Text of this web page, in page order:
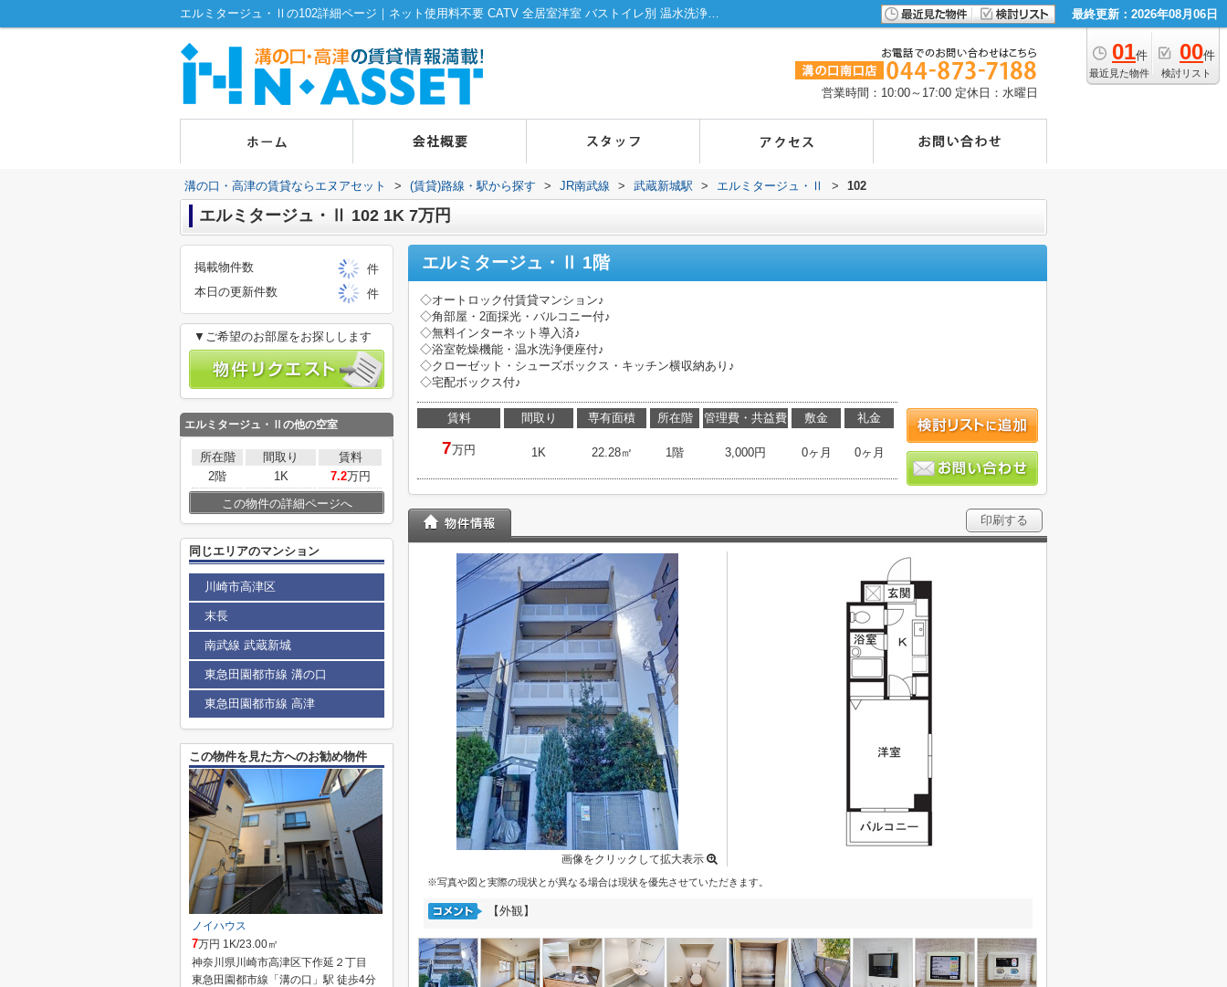
エルミタージュ・Ⅱの102詳細ページ｜ネット使用料不要 CATV 全居室洋室 バストイレ別 温水洗浄便座｜賃貸でお探しなら溝の口・高津のエヌアセット 最終更新：2026年08月06日
01件
最近見た物件
00件
検討リスト
営業時間：10:00～17:00 定休日：水曜日
溝の口・高津の賃貸ならエヌアセット > (賃貸)路線・駅から探す > JR南武線 > 武蔵新城駅 > エルミタージュ・Ⅱ > 102
エルミタージュ・Ⅱ 102 1K 7万円
エルミタージュ・Ⅱ 1階
◇オートロック付賃貸マンション♪
◇角部屋・2面採光・バルコニー付♪
◇無料インターネット導入済♪
◇浴室乾燥機能・温水洗浄便座付♪
◇クローゼット・シューズボックス・キッチン横収納あり♪
◇宅配ボックス付♪
賃料
7万円
間取り
1K
専有面積
22.28㎡
所在階
1階
管理費・共益費
3,000円
敷金
0ヶ月
礼金
0ヶ月
印刷する
画像をクリックして拡大表示
※写真や図と実際の現状とが異なる場合は現状を優先させていただきます。
【外観】
掲載物件数
件
本日の更新件数
件
▼ご希望のお部屋をお探しします
エルミタージュ・Ⅱ の他の空室
所在階 間取り
賃料
2階
1K 7.2万円
この物件の詳細ページへ
同じエリアのマンション
川崎市高津区
末長
南武線 武蔵新城
東急田園都市線 溝の口
東急田園都市線 高津
この物件を見た方へのお勧め物件
ノイハウス
7万円 1K/23.00㎡
神奈川県川崎市高津区下作延２丁目
東急田園都市線「溝の口」駅 徒歩4分